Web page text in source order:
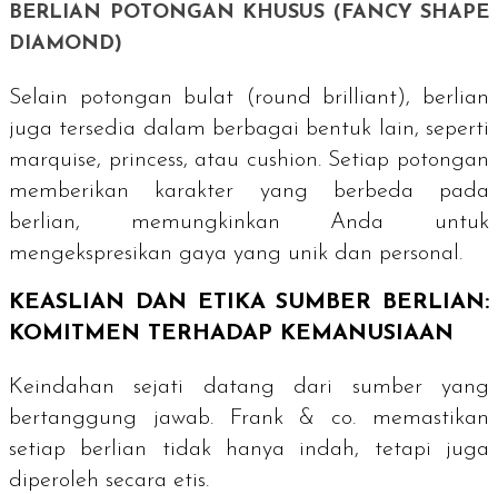
BERLIAN POTONGAN KHUSUS ( FANCY SHAPE
DIAMOND)
Selain potongan bulat ( round brilliant), berlian
juga tersedia dalam berbagai bentuk lain, seperti
marquise, princess, atau cushion. Setiap potongan
memberikan karakter yang berbeda pada
berlian, memungkinkan Anda untuk
mengekspresikan gaya yang unik dan personal.
KEASLIAN DAN ETIKA SUMBER BERLIAN:
KOMITMEN TERHADAP KEMANUSIAAN
Keindahan sejati datang dari sumber yang
bertanggung jawab. Frank & co. memastikan
setiap berlian tidak hanya indah, tetapi juga
diperoleh secara etis.